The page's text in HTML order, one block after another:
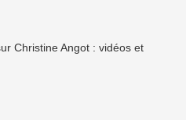
Christine Angot : vidéos et